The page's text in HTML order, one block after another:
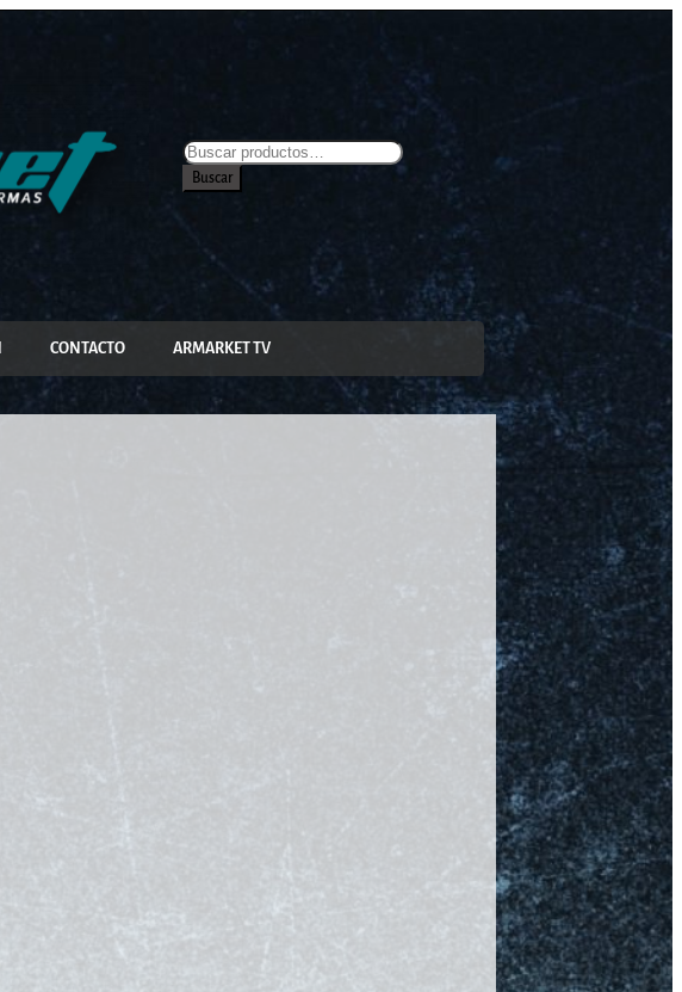
Buscar
CONTACTO ARMARKET TV